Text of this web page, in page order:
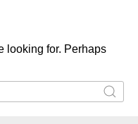
লক্ষণ নেই’
বাংলাদেশিকে দেশে ফেরত
পণ্য আটক
গোয়েন্দা সংস্থা কর্তৃক বিশেষ
looking for. Perhaps